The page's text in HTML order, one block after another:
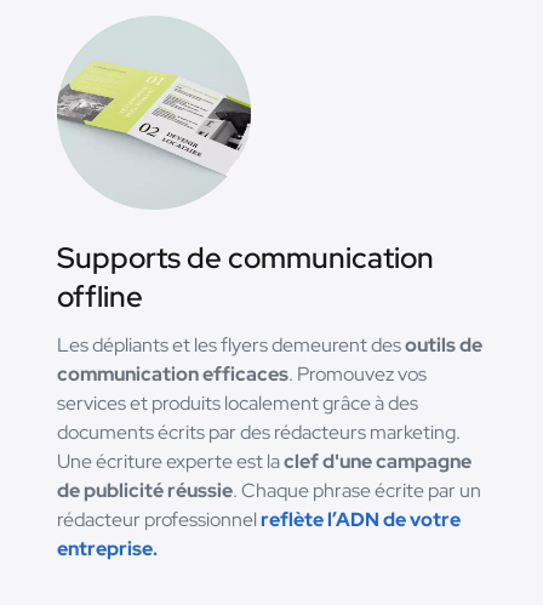
Supports de communication
offline
Les dépliants et les flyers demeurent desoutils de
communication efficaces. Promouvez vos
services et produits localement grâce à des
documents écrits par des rédacteurs marketing.
Une écriture experte est laclef d'une campagne
de publicité réussie. Chaque phrase écrite par un
rédacteur professionnelreflète l’ADN de votre
entreprise.